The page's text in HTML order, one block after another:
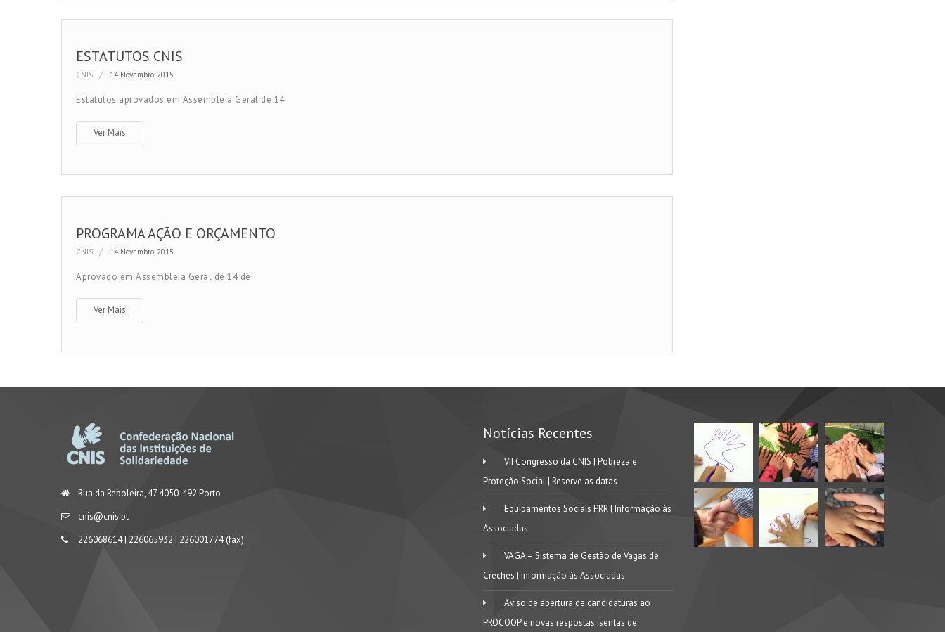
ESTATUTOS CNIS
CNIS 14 Novembro, 2015
Estatutos aprovados em Assembleia Geral de 14
Ver Mais
PROGRAMA AÇÃO E ORÇAMENTO
CNIS 14 Novembro, 2015
Aprovado em Assembleia Geral de 14 de
Ver Mais
Rua da Reboleira, 47 4050-492 Porto
cnis@cnis.pt
226068614 | 226065932 | 226001774 (fax)
Notícias Recentes
VII Congresso da CNIS | Pobreza e
Proteção Social | Reserve as datas
Equipamentos Sociais PRR | Informação às
Associadas
VAGA – Sistema de Gestão de Vagas de
Creches | Informação às Associadas
Aviso de abertura de candidaturas ao
PROCOOP e novas respostas isentas de